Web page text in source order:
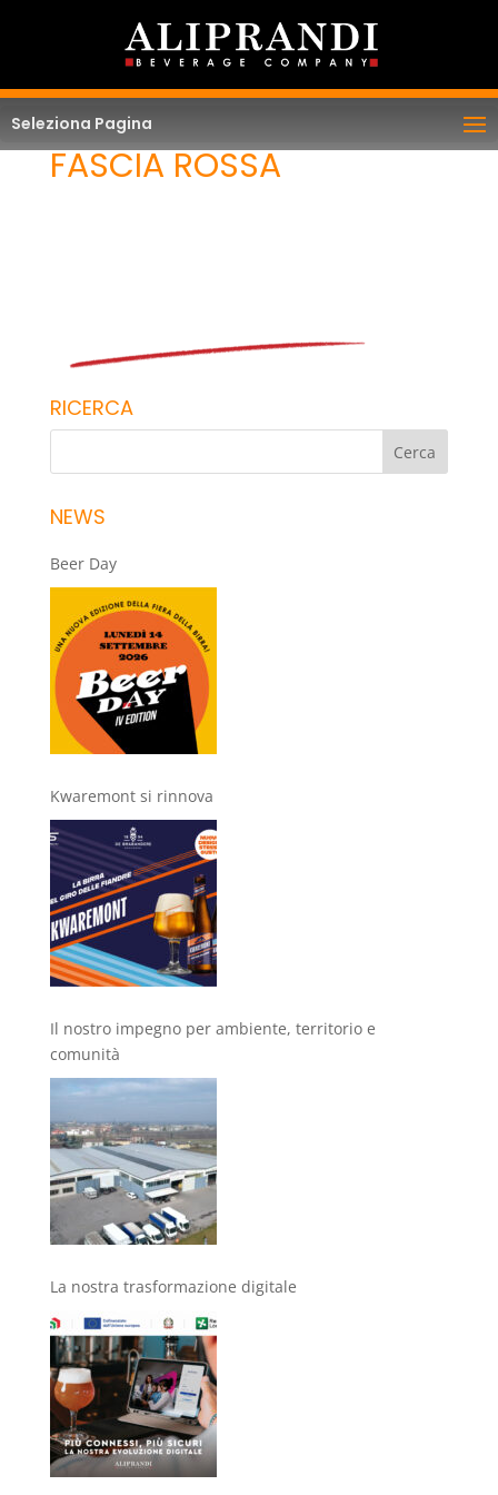
Seleziona Pagina
FASCIA ROSSA
RICERCA
NEWS
Beer Day
Kwaremont si rinnova
Il nostro impegno per ambiente, territorio e
comunità
La nostra trasformazione digitale